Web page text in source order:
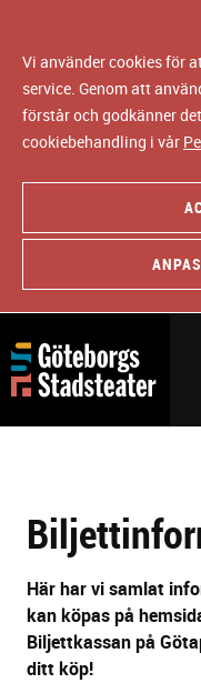
Vi använder cookies för
service. Genom att
förstår och godkänner
cookiebehandling i vår
Här har vi samlat
kan köpaspå
Biljettkassan på
ditt köp!